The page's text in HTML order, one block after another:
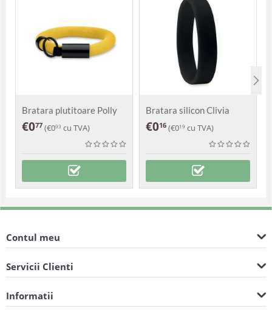
Bratara plutitoare Polly
€077 (€093 cu TVA)
Bratara silicon Clivia
€016 (€019 cu TVA)
Contul meu
Servicii Clienti
Informatii